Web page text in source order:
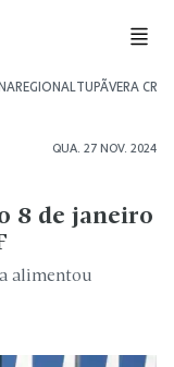
REGIONALTUPÃVERA CRUZ
QUA. 27 NOV. 2024
8 de janeiro
alimentou